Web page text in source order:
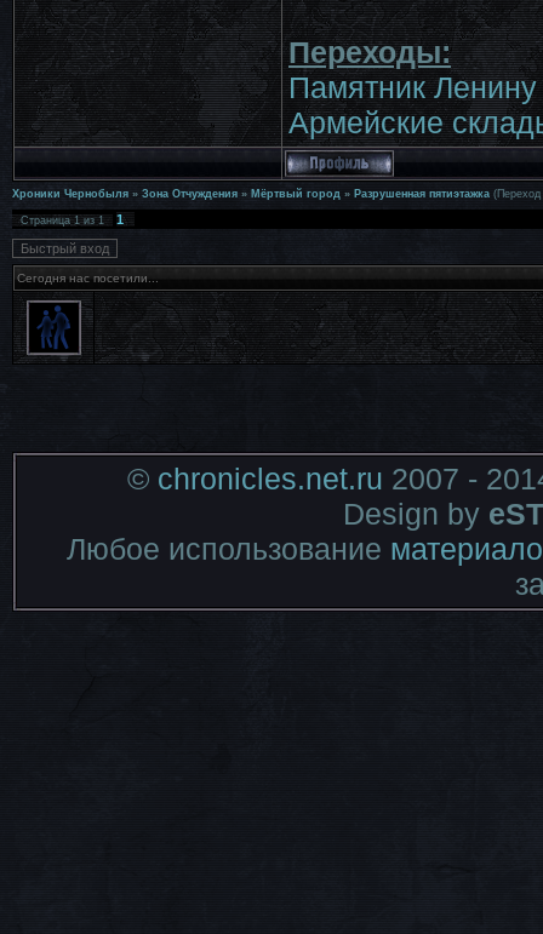
Переходы:
Памятник Ленину
Армейские
Хроники Чернобыля » Зона Отчуждения » Мёртвый город » Разрушенная пятиэтажка
Страница1из1 1
Сегодня нас посетили...
© chronicles.net.ru 2007 -
Design by
Любое использование